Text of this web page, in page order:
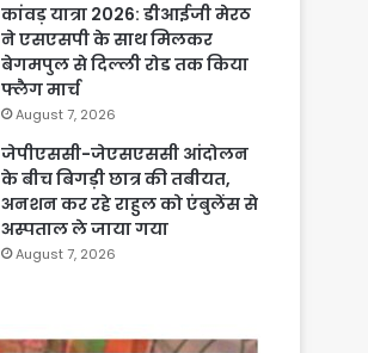
कांवड़ यात्रा 2026: डीआईजी मेरठ
ने एसएसपी के साथ मिलकर
बेगमपुल से दिल्ली रोड तक किया
फ्लैग मार्च
August 7, 2026
जेपीएससी-जेएसएससी आंदोलन
के बीच बिगड़ी छात्र की तबीयत,
अनशन कर रहे राहुल को एंबुलेंस से
अस्पताल ले जाया गया
August 7, 2026